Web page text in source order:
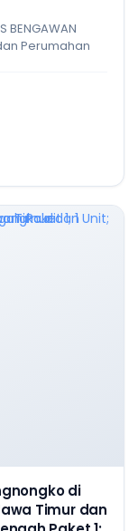
BENGAWAN
Perumahan
di
Timur dan